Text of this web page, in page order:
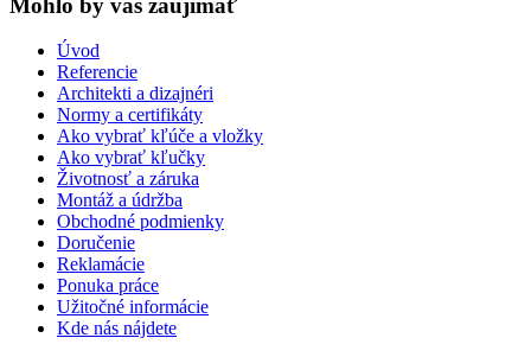
Mohlo by vas zaujímať
Úvod
Referencie
Architekti a dizajnéri
Normy a certifikáty
Ako vybrať kľúče a vložky
Ako vybrať kľučky
Životnosť a záruka
Montáž a údržba
Obchodné podmienky
Doručenie
Reklamácie
Ponuka práce
Užitočné informácie
Kde nás nájdete